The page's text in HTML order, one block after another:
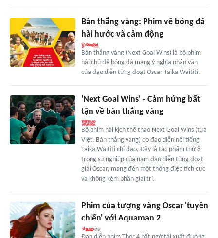
Bàn thắng vàng: Phim về bóng đá
hài hước và cảm động
Bàn thắng vàng (Next Goal Wins) là bộ phim
hài chủ đề bóng đá mang ý nghĩa nhân văn
của đạo diễn từng đoạt Oscar Taika Waititi.
'Next Goal Wins' - Cảm hứng bất
tận về bàn thắng vàng
Bộ phim hài kịch thể thao Next Goal Wins (tựa
Việt: Bàn thắng vàng) do đạo diễn nổi tiếng
Taika Waititi chỉ đạo. Đây là tác phẩm thứ 8
trong sự nghiệp của nam đạo diễn từng đoạt
giải Oscar, mang đến một thông điệp tích cực
và không kém phần giải trí.
Phim của tượng vàng Oscar 'tuyên
chiến' với Aquaman 2
Đạo diễn phim Thor 4 bất ngờ tái xuất đường